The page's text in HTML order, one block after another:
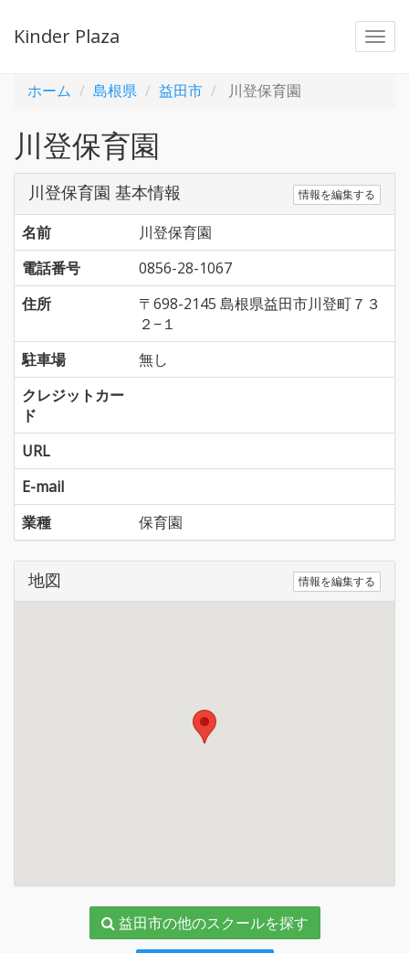
Kinder Plaza
ホーム 島根県 益田市 川登保育園
川登保育園
川登保育園 基本情報 情報を編集する
名前
川登保育園
電話番号
0856-28-1067
住所
〒698-2145 島根県益田市川登町７３
２−１
駐車場
無し
クレジットカー
ド
URL
E-mail
業種
保育園
地図 情報を編集する
益田市の他のスクールを探す